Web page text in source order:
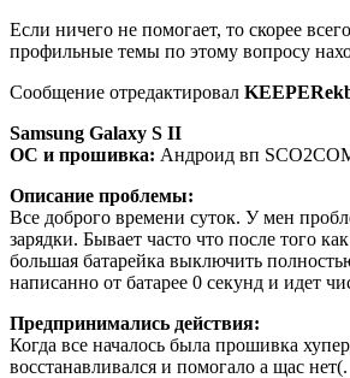
Если ничего не помогает, то скорее
профильные темы по этому вопросу
Сообщение отредактировал
Samsung Galaxy S II
ОС и прошивка: Андроид вп
Описание проблемы:
Все доброго времени суток. У мен
зарядки. Бывает часто что после того
большая батарейка выключить
написанно от батарее 0 секунд и идет
Предпринимались действия:
Когда все началось была прошивка
восстанавливался и помогало а щас нет(.